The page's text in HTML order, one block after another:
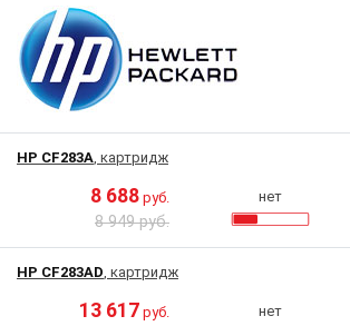
HP CF283A, картридж
8 688 руб.
8 949 руб.
нет
HP CF283AD, картридж
13 617 руб. нет